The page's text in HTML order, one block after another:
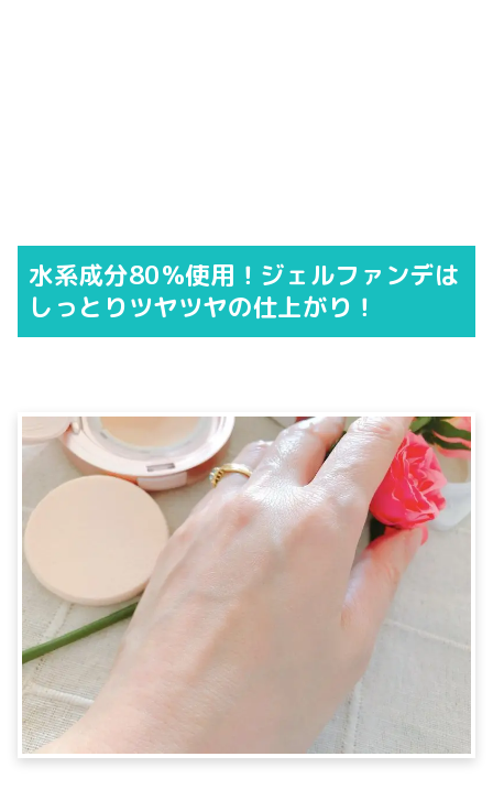
水系成分80％使用！ジェルファンデは
しっとりツヤツヤの仕上がり！